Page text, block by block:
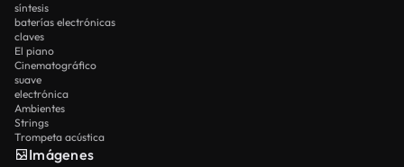
síntesis
baterías electrónicas
claves
El piano
Cinematográfico
suave
electrónica
Ambientes
Strings
Trompeta acústica
Imágenes